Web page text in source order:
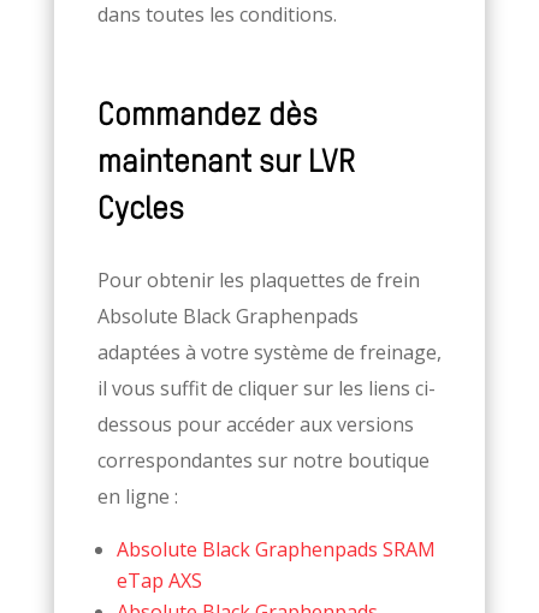
dans toutes les conditions.
Commandez dès
maintenant sur LVR
Cycles
Pour obtenir les plaquettes de frein
Absolute Black Graphenpads
adaptées à votre système de freinage,
il vous suffit de cliquer sur les liens ci-
dessous pour accéder aux versions
correspondantes sur notre boutique
en ligne :
Absolute Black Graphenpads SRAM
eTap AXS